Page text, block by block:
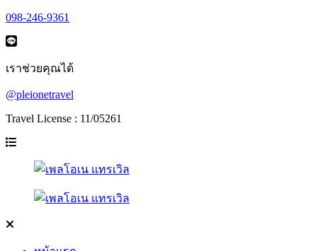
098-246-9361
เราช่วยคุณได้
@pleionetravel
Travel License : 11/05261